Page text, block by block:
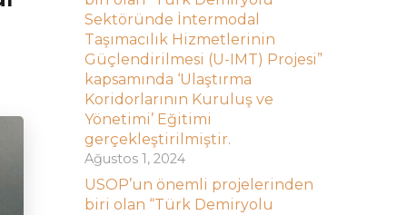
Sektöründe İntermodal
Taşımacılık Hizmetlerinin
Güçlendirilmesi (U-IMT) Projesi”
kapsamında ‘Ulaştırma
Koridorlarının Kuruluş ve
Yönetimi’ Eğitimi
gerçekleştirilmiştir.
Ağustos 1, 2024
USOP’un önemli projelerinden
biri olan “Türk Demiryolu